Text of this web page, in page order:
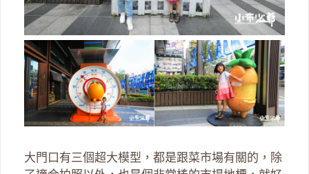
大門口有三個超大模型，都是跟菜市場有關的，除